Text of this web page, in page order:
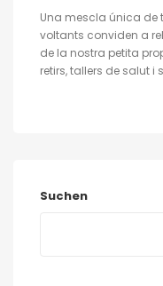
Una mescla única de
voltants conviden a
de la nostra petita
retirs, tallers de salut i
Suchen